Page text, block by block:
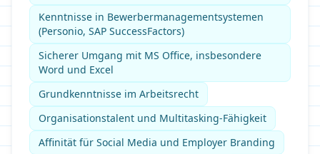
Kenntnisse in Bewerbermanagementsystemen
(Personio, SAP SuccessFactors)
Sicherer Umgang mit MS Office, insbesondere
Word und Excel
Grundkenntnisse im Arbeitsrecht
Organisationstalent und Multitasking-Fähigkeit
Affinität für Social Media und Employer Branding